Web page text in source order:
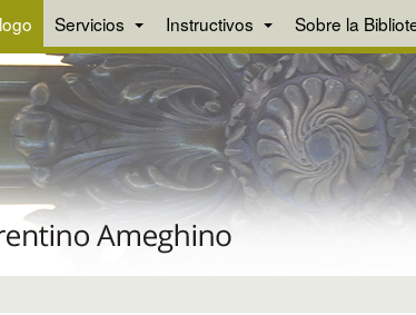
Servicios Instructivos Sobre la